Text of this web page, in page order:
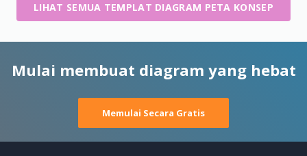
LIHAT SEMUA TEMPLAT DIAGRAM PETA KONSEP
Mulai membuat diagram yang hebat
Memulai Secara Gratis